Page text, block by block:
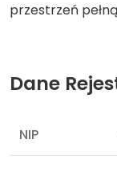
przestrzeń
Dane
NIP